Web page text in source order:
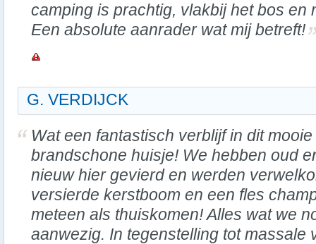
camping is prachtig, vlakbij het bos en
Een absolute aanrader wat mij betreft!
G. VERDIJCK
Wat een fantastisch verblijf in dit
brandschone huisje! We hebben oud
nieuw hier gevierd en werden
versierde kerstboom en een fles
meteen als thuiskomen! Alles wat we
aanwezig. In tegenstelling tot massale